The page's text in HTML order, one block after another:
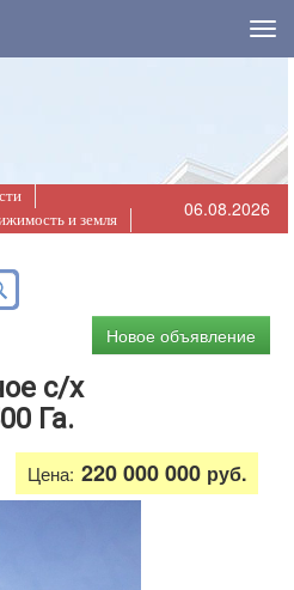
и земля
06.08.2026
Новое объявление
с/х
Га.
Цена: 220 000 000 руб.